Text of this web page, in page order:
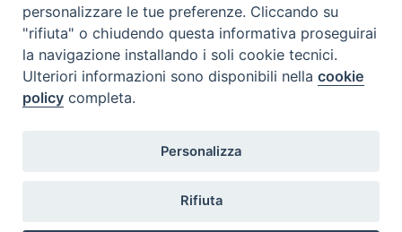
Archivio comunicati stampa
2026 © Diocesi di Castellaneta
personalizzare le tue preferenze. Cliccando su
"rifiuta" o chiudendo questa informativa proseguirai
la navigazione installando i soli cookie tecnici.
Ulteriori informazioni sono disponibili nellacookie
policy completa.
Personalizza
Rifiuta